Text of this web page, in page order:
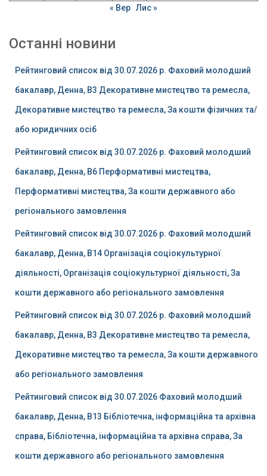
« Вер Лис »
Останні новини
Рейтинговий список від 30.07.2026 р. Фаховий молодший
бакалавр, Денна, B3 Декоративне мистецтво та ремесла,
Декоративне мистецтво та ремесла, За кошти фізичних та/
або юридичних осіб
Рейтинговий список від 30.07.2026 р. Фаховий молодший
бакалавр, Денна, B6 Перформативні мистецтва,
Перформативні мистецтва, За кошти державного або
регіонального замовлення
Рейтинговий список від 30.07.2026 р. Фаховий молодший
бакалавр, Денна, B14 Організація соціокультурної
діяльності, Організація соціокультурної діяльності, За
кошти державного або регіонального замовлення
Рейтинговий список від 30.07.2026 р. Фаховий молодший
бакалавр, Денна, B3 Декоративне мистецтво та ремесла,
Декоративне мистецтво та ремесла, За кошти державного
або регіонального замовлення
Рейтинговий список від 30.07.2026 Фаховий молодший
бакалавр, Денна, B13 Бібліотечна, інформаційна та архівна
справа, Бібліотечна, інформаційна та архівна справа, За
кошти державного або регіонального замовлення